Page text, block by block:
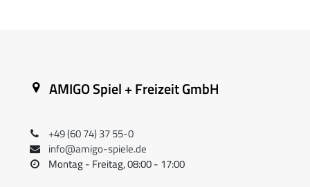
AMIGO Spiel + Freizeit GmbH
+49 (60 74) 37 55-0
info@amigo-spiele.de
Montag - Freitag, 08:00 - 17:00